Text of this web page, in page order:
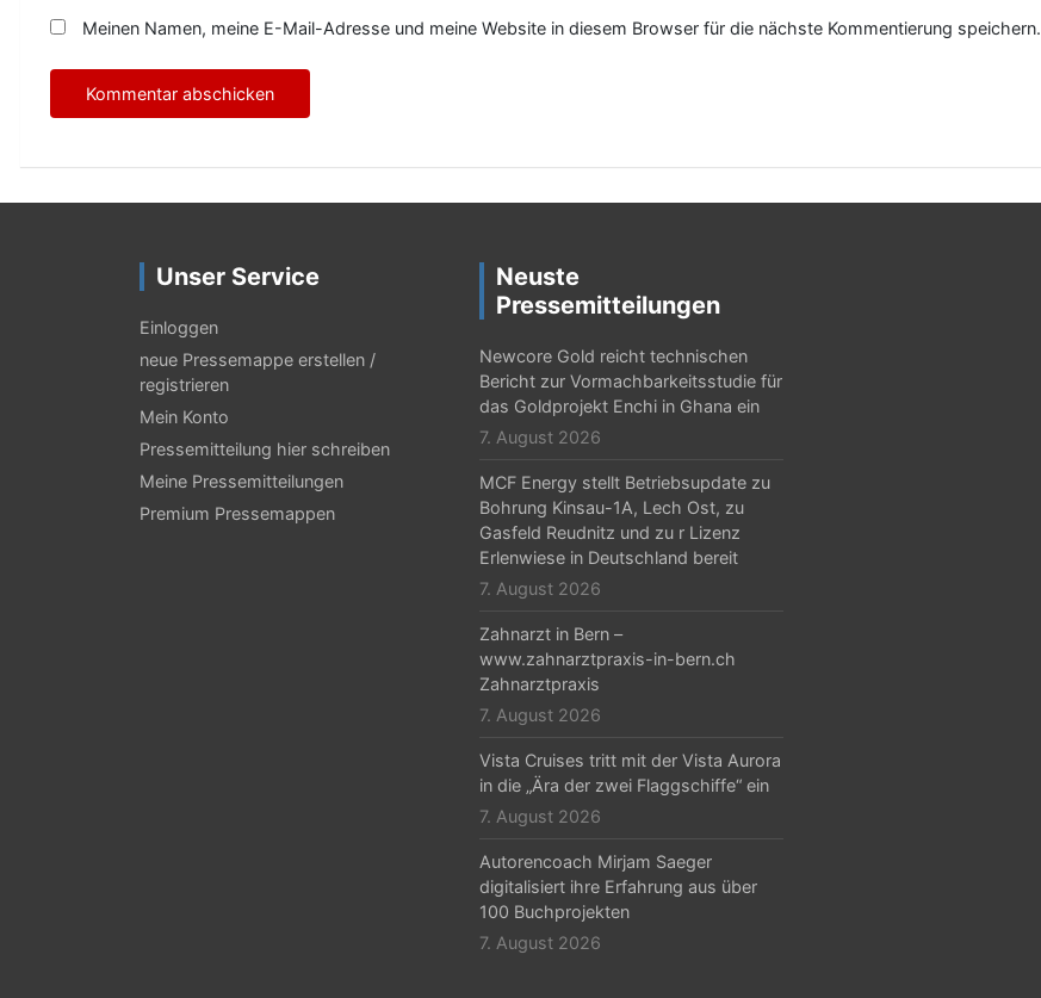
Meinen Namen, meine E-Mail-Adresse und meine Website in diesem Browser für die nächste Kommentierung speichern.
Unser Service
Einloggen
neue Pressemappe erstellen /
registrieren
Mein Konto
Pressemitteilung hier schreiben
Meine Pressemitteilungen
Premium Pressemappen
Neuste
Pressemitteilungen
Newcore Gold reicht technischen
Bericht zur Vormachbarkeitsstudie für
das Goldprojekt Enchi in Ghana ein
7. August 2026
MCF Energy stellt Betriebsupdate zu
Bohrung Kinsau-1A, Lech Ost, zu
Gasfeld Reudnitz und zu r Lizenz
Erlenwiese in Deutschland bereit
7. August 2026
Zahnarzt in Bern –
www.zahnarztpraxis-in-bern.ch
Zahnarztpraxis
7. August 2026
Vista Cruises tritt mit der Vista Aurora
in die „Ära der zwei Flaggschiffe“ ein
7. August 2026
Autorencoach Mirjam Saeger
digitalisiert ihre Erfahrung aus über
100 Buchprojekten
7. August 2026